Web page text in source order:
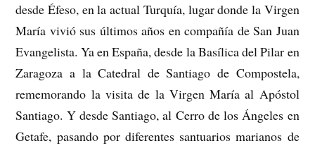
desde Éfeso, en la actual Turquía, lugar donde la Virgen
María vivió sus últimos años en compañía de San Juan
Evangelista. Ya en España, desde la Basílica del Pilar en
Zaragoza a la Catedral de Santiago de Compostela,
rememorando la visita de la Virgen María al Apóstol
Santiago. Y desde Santiago, al Cerro de los Ángeles en
Getafe, pasando por diferentes santuarios marianos de